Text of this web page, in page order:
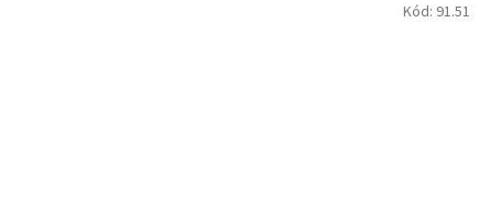
Kód: 91.51